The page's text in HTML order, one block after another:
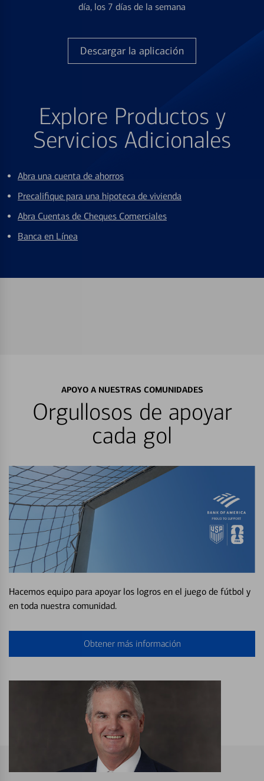
día, los 7 días de la semana
Descargar la aplicación
Explore Productos y
Servicios Adicionales
Abra una cuenta de ahorros
Precalifique para una hipoteca de vivienda
Abra Cuentas de Cheques Comerciales
Banca en Línea
APOYO A NUESTRAS COMUNIDADES
Orgullosos de apoyar
cada gol
Hacemos equipo para apoyar los logros en el juego de fútbol y
en toda nuestra comunidad.
Obtener más información